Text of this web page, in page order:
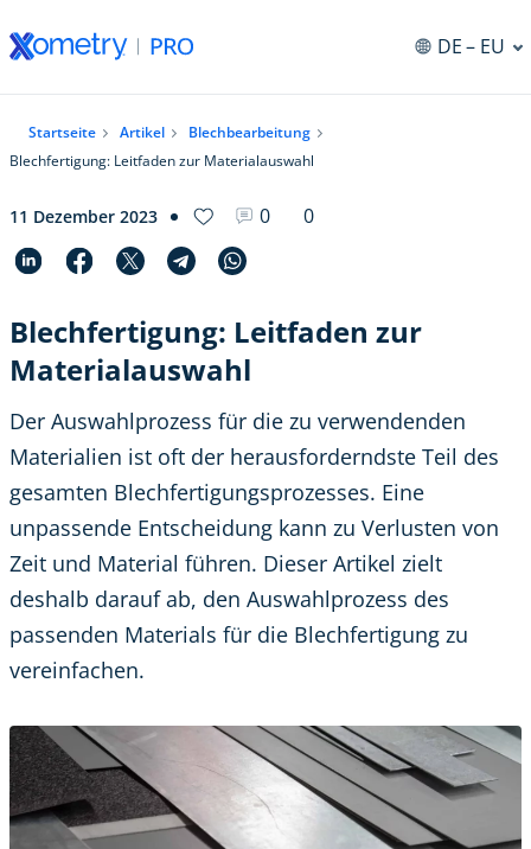
DE– EU
Startseite Artikel
Blechbearbeitung
Blechfertigung: Leitfaden zur Materialauswahl
11 Dezember 2023 0 0
Blechfertigung: Leitfaden zur
Materialauswahl
Der Auswahlprozess für die zu verwendenden
Materialien ist oft der herausforderndste Teil des
gesamten Blechfertigungsprozesses. Eine
unpassende Entscheidung kann zu Verlusten von
Zeit und Material führen. Dieser Artikel zielt
deshalb darauf ab, den Auswahlprozess des
passenden Materials für die Blechfertigung zu
vereinfachen.